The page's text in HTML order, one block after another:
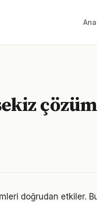
çözüm
doğrudan etkiler.